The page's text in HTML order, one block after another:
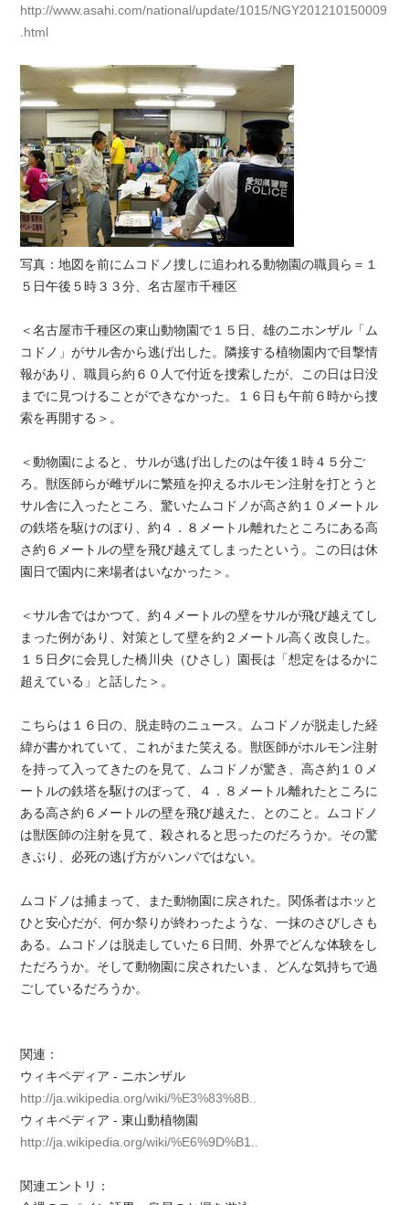
http://www.asahi.com/national/update/1015/NGY201210150009
.html
写真：地図を前にムコドノ捜しに追われる動物園の職員ら＝１
５日午後５時３３分、名古屋市千種区
＜名古屋市千種区の東山動物園で１５日、雄のニホンザル「ム
コドノ」がサル舎から逃げ出した。隣接する植物園内で目撃情
報があり、職員ら約６０人で付近を捜索したが、この日は日没
までに見つけることができなかった。１６日も午前６時から捜
索を再開する＞。
＜動物園によると、サルが逃げ出したのは午後１時４５分ご
ろ。獣医師らが雌ザルに繁殖を抑えるホルモン注射を打とうと
サル舎に入ったところ、驚いたムコドノが高さ約１０メートル
の鉄塔を駆けのぼり、約４．８メートル離れたところにある高
さ約６メートルの壁を飛び越えてしまったという。この日は休
園日で園内に来場者はいなかった＞。
＜サル舎ではかつて、約４メートルの壁をサルが飛び越えてし
まった例があり、対策として壁を約２メートル高く改良した。
１５日夕に会見した橋川央（ひさし）園長は「想定をはるかに
超えている」と話した＞。
こちらは１６日の、脱走時のニュース。ムコドノが脱走した経
緯が書かれていて、これがまた笑える。獣医師がホルモン注射
を持って入ってきたのを見て、ムコドノが驚き、高さ約１０メ
ートルの鉄塔を駆けのぼって、４．８メートル離れたところに
ある高さ約６メートルの壁を飛び越えた、とのこと。ムコドノ
は獣医師の注射を見て、殺されると思ったのだろうか。その驚
きぶり、必死の逃げ方がハンパではない。
ムコドノは捕まって、また動物園に戻された。関係者はホッと
ひと安心だが、何か祭りが終わったような、一抹のさびしさも
ある。ムコドノは脱走していた６日間、外界でどんな体験をし
ただろうか。そして動物園に戻されたいま、どんな気持ちで過
ごしているだろうか。
関連：
ウィキペディア - ニホンザル
http://ja.wikipedia.org/wiki/%E3%83%8B..
ウィキペディア - 東山動植物園
http://ja.wikipedia.org/wiki/%E6%9D%B1..
関連エントリ：